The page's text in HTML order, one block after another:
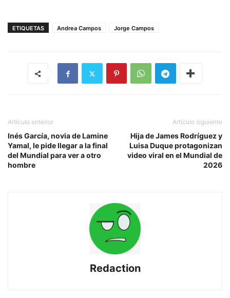
ETIQUETAS Andrea Campos Jorge Campos
Artículo anterior
Inés García, novia de Lamine
Yamal, le pide llegar a la final
del Mundial para ver a otro
hombre
Artículo siguiente
Hija de James Rodríguez y
Luisa Duque protagonizan
video viral en el Mundial de
2026
Redaction